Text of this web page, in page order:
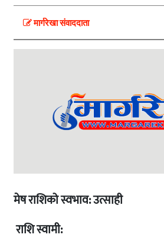
मार्गरेखा संवाददाता
मेष राशिको स्वभाव: उत्साही
राशि स्वामी: